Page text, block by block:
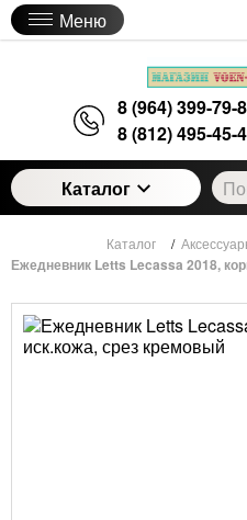
Меню
8 (964) 399-79-
8 (812) 495-45-
Каталог
Каталог /
Ежедневник Letts Lecassa 2018,